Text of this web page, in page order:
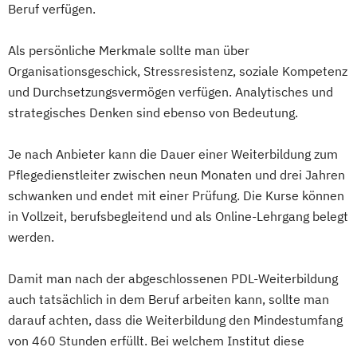
Beruf verfügen.
Als persönliche Merkmale sollte man über
Organisationsgeschick, Stressresistenz, soziale Kompetenz
und Durchsetzungsvermögen verfügen. Analytisches und
strategisches Denken sind ebenso von Bedeutung.
Je nach Anbieter kann die Dauer einer Weiterbildung zum
Pflegedienstleiter zwischen neun Monaten und drei Jahren
schwanken und endet mit einer Prüfung. Die Kurse können
in Vollzeit, berufsbegleitend und als Online-Lehrgang belegt
werden.
Damit man nach der abgeschlossenen PDL-Weiterbildung
auch tatsächlich in dem Beruf arbeiten kann, sollte man
darauf achten, dass die Weiterbildung den Mindestumfang
von 460 Stunden erfüllt. Bei welchem Institut diese